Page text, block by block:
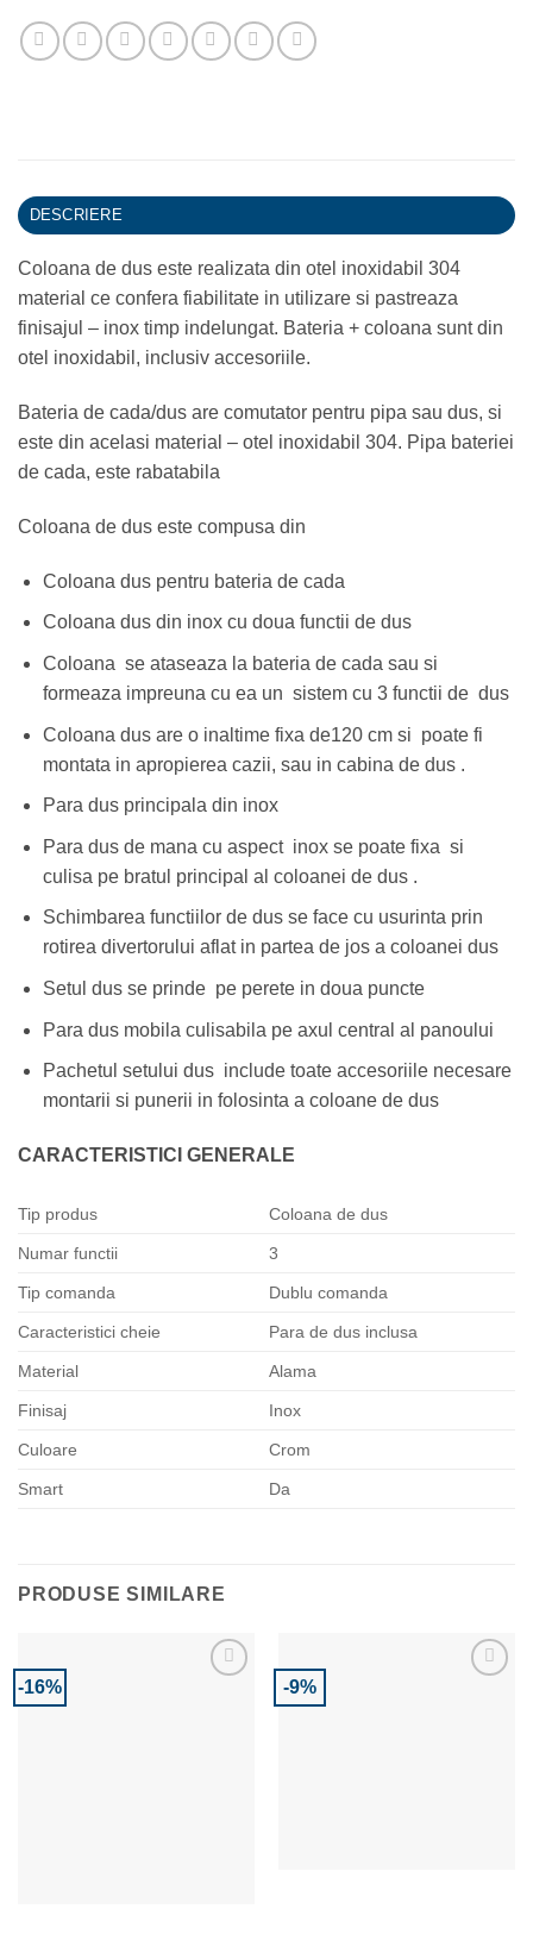
DESCRIERE
Coloana de dus este realizata din otel inoxidabil 304
material ce confera fiabilitate in utilizare si pastreaza
finisajul – inox timp indelungat. Bateria + coloana sunt din
otel inoxidabil, inclusiv accesoriile.
Bateria de cada/dus are comutator pentru pipa sau dus, si
este din acelasi material – otel inoxidabil 304. Pipa bateriei
de cada, este rabatabila
Coloana de dus este compusa din
Coloana dus pentru bateria de cada
Coloana dus din inox cu doua functii de dus
Coloana se ataseaza la bateria de cada sau si
formeaza impreuna cu ea un sistem cu 3 functii de dus
Coloana dus are o inaltime fixa de120 cm si poate fi
montata in apropierea cazii, sau in cabina de dus .
Para dus principala din inox
Para dus de mana cu aspect inox se poate fixa si
culisa pe bratul principal al coloanei de dus .
Schimbarea functiilor de dus se face cu usurinta prin
rotirea divertorului aflat in partea de jos a coloanei dus
Setul dus se prinde pe perete in doua puncte
Para dus mobila culisabila pe axul central al panoului
Pachetul setului dus include toate accesoriile necesare
montarii si punerii in folosinta a coloane de dus
CARACTERISTICI GENERALE
Tip produs Coloana de dus
Numar functii 3
Tip comanda Dublu comanda
Caracteristici cheie Para de dus inclusa
Material Alama
Finisaj Inox
Culoare Crom
Smart Da
PRODUSE SIMILARE
-16% -9%